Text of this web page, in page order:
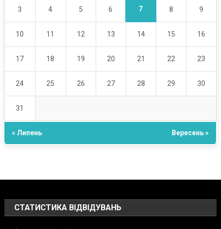
3 4 5 6 7 8 9
10 11 12 13 14 15 16
17 18 19 20 21 22 23
24 25 26 27 28 29 30
31
« Липень Вересень »
СТАТИСТИКА ВІДВІДУВАНЬ